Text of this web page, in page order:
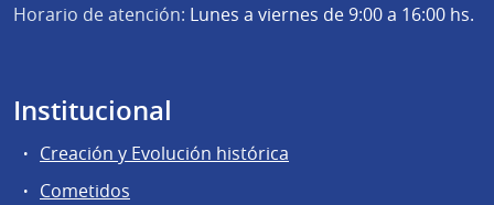
Horario de atención: Lunes a viernes de 9:00 a 16:00 hs.
Institucional
Creación y Evolución histórica
Cometidos